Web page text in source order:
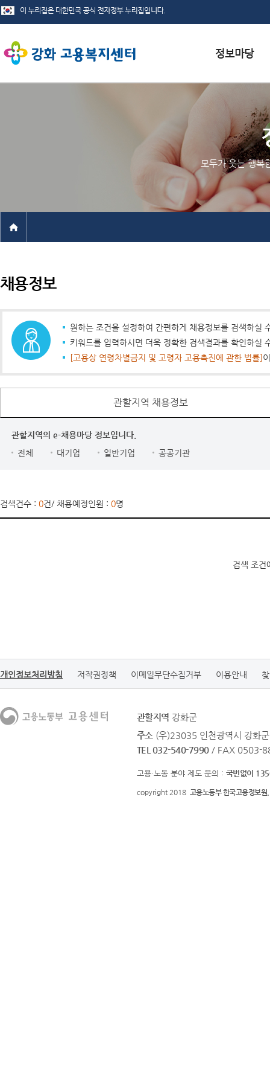
채용정보
인재정보
관련사이트
모두가 웃는 행복
채용정보
원하는 조건을 설정하여 간편하게 채용정보를 검색하실
키워드를 입력하시면 더욱 정확한 검색결과를 확인하실
[고용상 연령차별금지 및 고령자 고용촉진에 관한 법률]
관할지역 채용정보
관할지역의 e-채용마당 정보입니다.
전체
대기업 일반기업 공공기관
검색건수 : 0건/ 채용예정인원 : 0명
검색 조건
개인정보처리방침 저작권정책 이메일무단수집거부 이용안내
관할지역 강화군
주소 (우)23035 인천광역시 강화
TEL 032-540-7990 / FAX 0503-
고용·노동 분야 제도 문의 : 국번없이
copyright 2018 고용노동부 한국고용정보원.